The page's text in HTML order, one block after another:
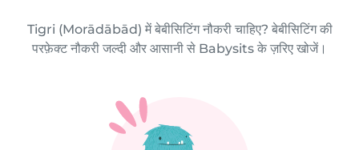
Tigri (Morādābād) में बेबीसिटिंग नौकरी चाहिए? बेबीसिटिंग की
परफ़ेक्ट नौकरी जल्दी और आसानी से Babysits के ज़रिए खोजें।